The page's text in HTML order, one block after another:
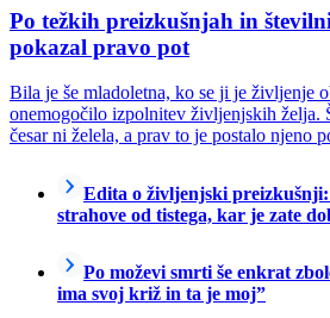
Po težkih preizkušnjah in
pokazal pravo pot
Bila je še mladoletna, ko se ji je življenje
onemogočilo izpolnitev življenjskih želja.
česar ni želela, a prav to je postalo njeno
Edita o življenjski
strahove od tistega, kar je zate
Po moževi smrti še enkrat
ima svoj križ in ta je moj”